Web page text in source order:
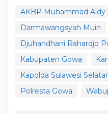
AKBP Muhammad Aldy
Darmawangsyah Muin
Djuhandhani Rahardjo
Kabupaten Gowa
Kapolda Sulawesi
Polresta Gowa